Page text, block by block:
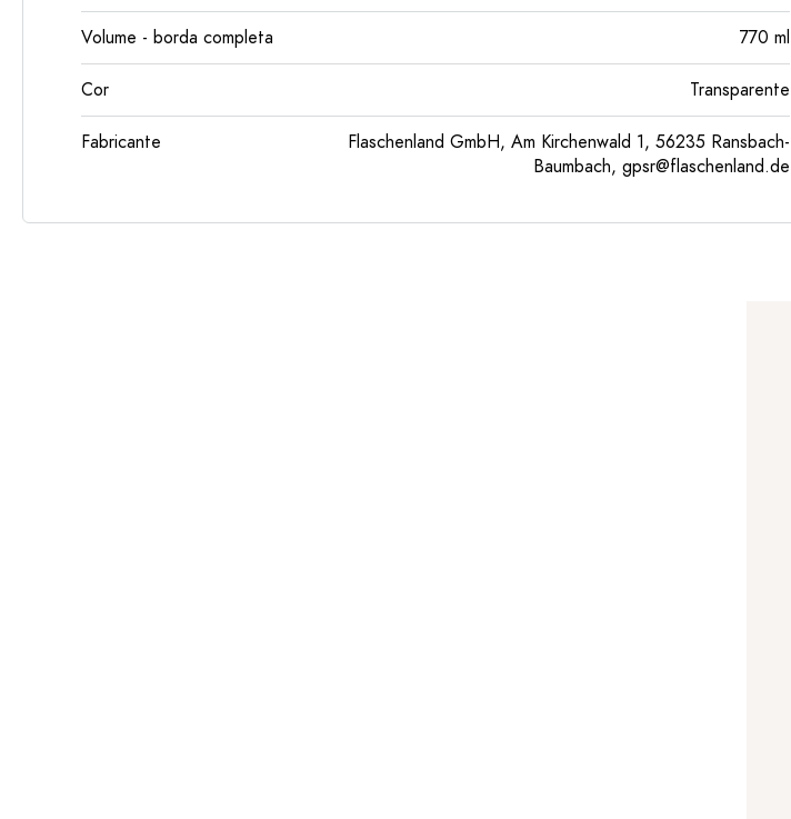
Volume - borda completa 770 ml
Cor Transparente
Fabricante
Flaschenland GmbH, Am Kirchenwald 1, 56235 Ransbach-
Baumbach, gpsr@flaschenland.de